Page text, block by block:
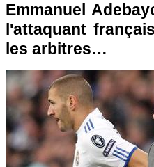
Emmanuel
l'attaquant
les arbitres…